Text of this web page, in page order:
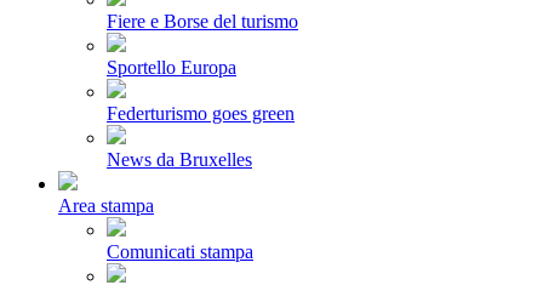
Fiere e Borse del turismo
Sportello Europa
Federturismo goes green
News da Bruxelles
Area stampa
Comunicati stampa